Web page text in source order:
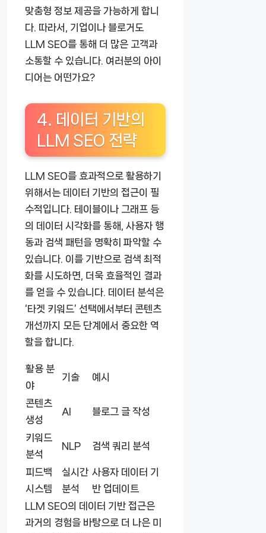
맞춤형 정보 제공을 가능하게 합니
다. 따라서, 기업이나 블로거도
LLM SEO를 통해 더 많은 고객과
소통할 수 있습니다. 여러분의 아이
디어는 어떤가요?
4. 데이터 기반의
LLM SEO 전략
LLM SEO를 효과적으로 활용하기
위해서는 데이터 기반의 접근이 필
수적입니다. 테이블이나 그래프 등
의 데이터 시각화를 통해, 사용자 행
동과 검색 패턴을 명확히 파악할 수
있습니다. 이를 기반으로 검색 최적
화를 시도하면, 더욱 효율적인 결과
를 얻을 수 있습니다. 데이터 분석은
‘타겟 키워드’ 선택에서부터 콘텐츠
개선까지 모든 단계에서 중요한 역
할을 합니다.
활용 분
야
기술 예시
콘텐츠
생성
AI 블로그 글 작성
키워드
분석
NLP 검색 쿼리 분석
피드백
시스템
실시간
분석
사용자 데이터 기
반 업데이트
LLM SEO의 데이터 기반 접근은
과거의 경험을 바탕으로 더 나은 미